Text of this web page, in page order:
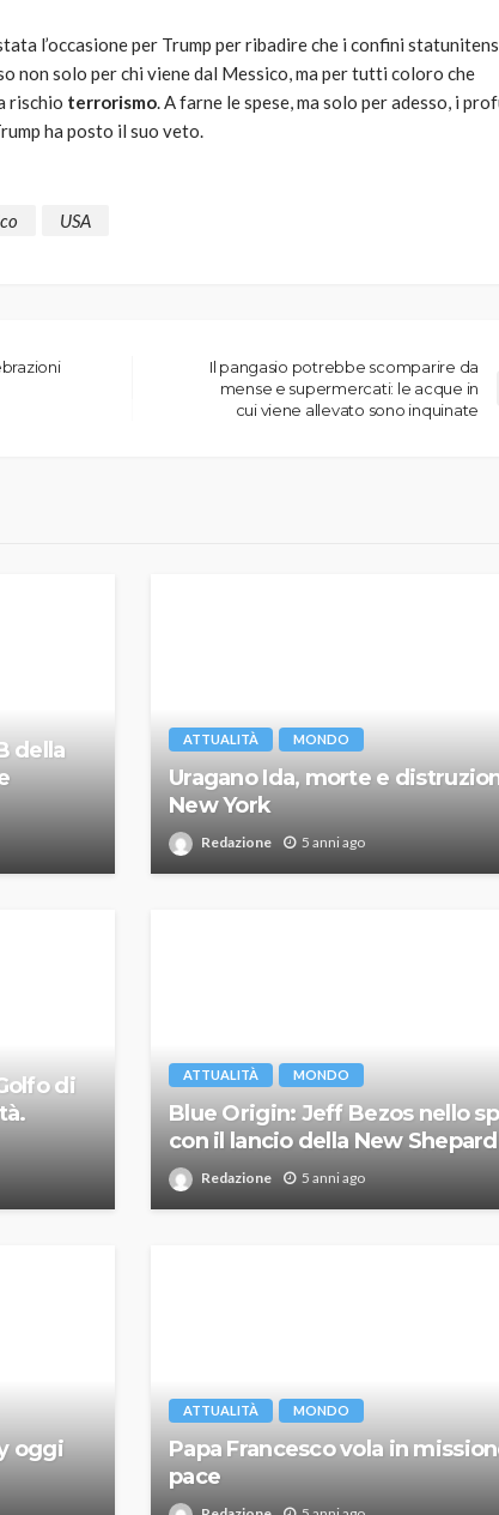
l’occasione per Trump per ribadire che i confini
non solo per chi viene dal Messico, ma per tutti coloro che
rischio terrorismo. A farne le spese, ma solo per adesso, i
ha posto il suo veto.
USA
Il pangasio potrebbe scomparire da
mense e supermercati: le acque in
cui viene allevato sono inquinate
della
ATTUALITÀ MONDO
Uragano Ida, morte e
New York
Redazione 5 anni ago
di
ATTUALITÀ MONDO
Blue Origin: Jeff Bezos nello
con il lancio della New Shepard
Redazione 5 anni ago
oggi
ATTUALITÀ MONDO
Papa Francesco vola in
pace